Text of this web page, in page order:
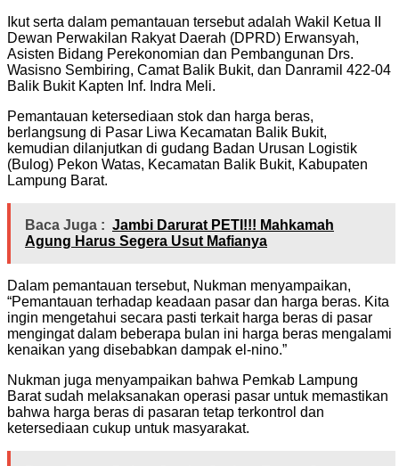
Ikut serta dalam pemantauan tersebut adalah Wakil Ketua II
Dewan Perwakilan Rakyat Daerah (DPRD) Erwansyah,
Asisten Bidang Perekonomian dan Pembangunan Drs.
Wasisno Sembiring, Camat Balik Bukit, dan Danramil 422-04
Balik Bukit Kapten Inf. Indra Meli.
Pemantauan ketersediaan stok dan harga beras,
berlangsung di Pasar Liwa Kecamatan Balik Bukit,
kemudian dilanjutkan di gudang Badan Urusan Logistik
(Bulog) Pekon Watas, Kecamatan Balik Bukit, Kabupaten
Lampung Barat.
Baca Juga : Jambi Darurat PETI!!! Mahkamah
Agung Harus Segera Usut Mafianya
Dalam pemantauan tersebut, Nukman menyampaikan,
“Pemantauan terhadap keadaan pasar dan harga beras. Kita
ingin mengetahui secara pasti terkait harga beras di pasar
mengingat dalam beberapa bulan ini harga beras mengalami
kenaikan yang disebabkan dampak el-nino.”
Nukman juga menyampaikan bahwa Pemkab Lampung
Barat sudah melaksanakan operasi pasar untuk memastikan
bahwa harga beras di pasaran tetap terkontrol dan
ketersediaan cukup untuk masyarakat.